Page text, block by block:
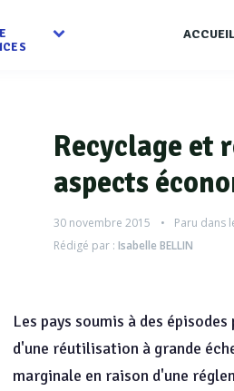
ACCUEIL
Recyclage et
aspects
30 novembre 2015 Paru dans
Rédigé par : Isabelle BELLIN
Les pays soumis à des
d'une réutilisation à grande
marginale en raison d'une